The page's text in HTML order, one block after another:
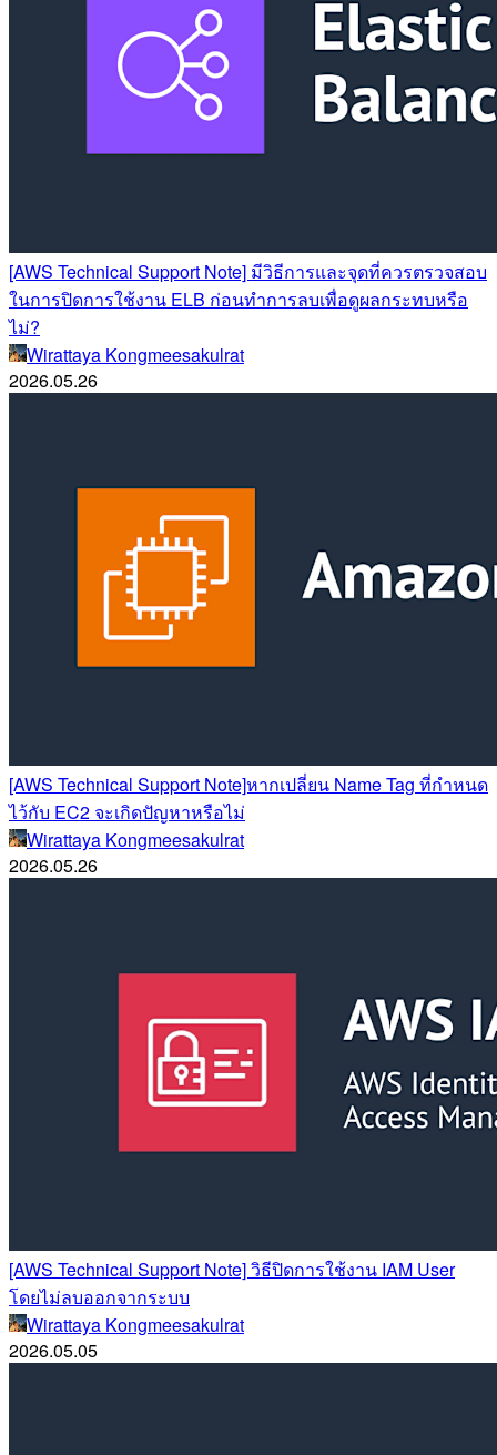
[AWS Technical Support Note] มีวิธีการและจุดที่ควรตรวจสอบ
ในการปิดการใช้งาน ELB ก่อนทำการลบเพื่อดูผลกระทบหรือ
ไม่?
Wirattaya Kongmeesakulrat
2026.05.26
[AWS Technical Support Note]หากเปลี่ยน Name Tag ที่กำหนด
ไว้กับ EC2 จะเกิดปัญหาหรือไม่
Wirattaya Kongmeesakulrat
2026.05.26
[AWS Technical Support Note] วิธีปิดการใช้งาน IAM User
โดยไม่ลบออกจากระบบ
Wirattaya Kongmeesakulrat
2026.05.05